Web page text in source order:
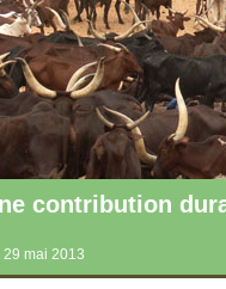
contribution
mai 2013